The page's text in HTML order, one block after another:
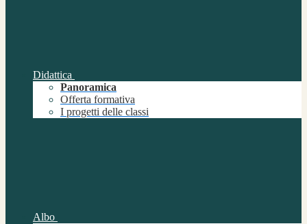
Didattica
Panoramica
Offerta formativa
I progetti delle classi
Albo